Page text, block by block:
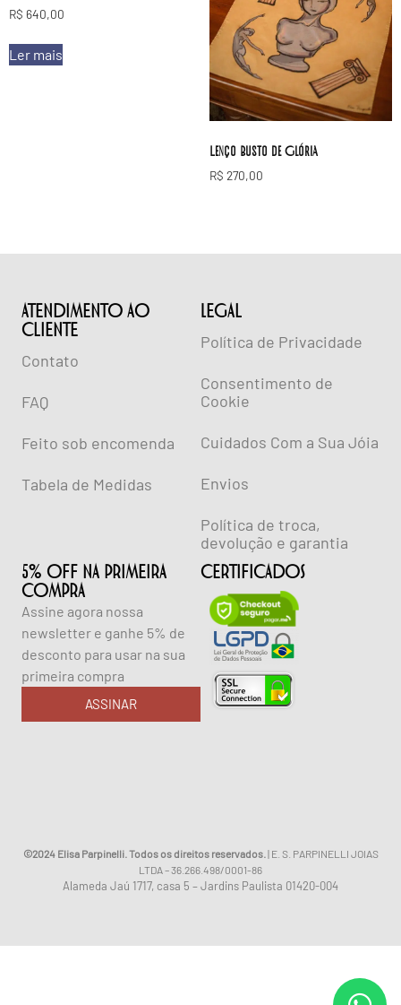
R$ 640,00
Ler mais
Lenço Busto de Glória
R$ 270,00
ATENDIMENTO AO
CLIENTE
Contato
FAQ
Feito sob encomenda
Tabela de Medidas
lEGAL
Política de Privacidade
Consentimento de
Cookie
Cuidados Com a Sua Jóia
Envios
Política de troca,
devolução e garantia
5% OFF NA PRIMEIRA
COMPRA
Assine agora nossa
newsletter e ganhe 5% de
desconto para usar na sua
primeira compra
ASSINAR
CERTIFICADOS
©2024 Elisa Parpinelli. Todos os direitos reservados. | E. S. PARPINELLI JOIAS
LTDA – 36.266.498/0001-86
Alameda Jaú 1717, casa 5 – Jardins Paulista 01420-004